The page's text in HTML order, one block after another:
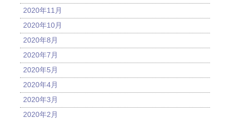
2020年11月
2020年10月
2020年8月
2020年7月
2020年5月
2020年4月
2020年3月
2020年2月